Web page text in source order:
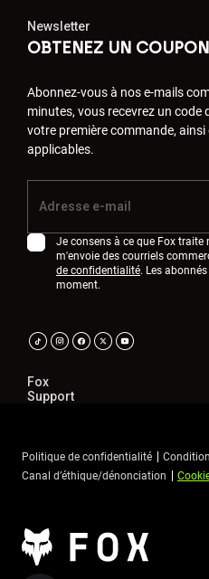
Newsletter
OBTENEZ UN
Abonnez-vous à nos e-mails
minutes, vous recevrez un code
votre première commande,
applicables.
Je consens à ce que Fox
m'envoie des courriels
de confidentialité. Les
moment.
Fox
Support
Politique de confidentialité
Canal d’éthique/dénonciation